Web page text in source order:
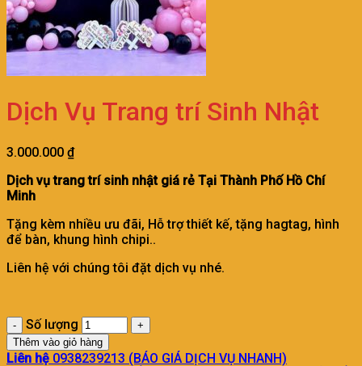
Dịch Vụ Trang trí Sinh Nhật
3.000.000 ₫
Dịch vụ trang trí sinh nhật giá rẻ Tại Thành Phố Hồ Chí
Minh
Tặng kèm nhiều ưu đãi, Hỗ trợ thiết kế, tặng hagtag, hình
để bàn, khung hình chipi..
Liên hệ với chúng tôi đặt dịch vụ nhé.
Số lượng
Thêm vào giỏ hàng
Liên hệ 0938239213 (BÁO GIÁ DỊCH VỤ NHANH)